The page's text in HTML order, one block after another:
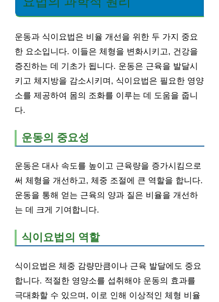
운동과 식이요법은 비율 개선을 위한 두 가지 중요
한 요소입니다. 이들은 체형을 변화시키고, 건강을
증진하는 데 기초가 됩니다. 운동은 근육을 발달시
키고 체지방을 감소시키며, 식이요법은 필요한 영양
소를 제공하여 몸의 조화를 이루는 데 도움을 줍니
다.
운동의 중요성
운동은 대사 속도를 높이고 근육량을 증가시킴으로
써 체형을 개선하고, 체중 조절에 큰 역할을 합니다.
운동을 통해 얻는 근육의 양과 질은 비율을 개선하
는 데 크게 기여합니다.
식이요법의 역할
식이요법은 체중 감량만큼이나 근육 발달에도 중요
합니다. 적절한 영양소를 섭취해야 운동의 효과를
극대화할 수 있으며, 이로 인해 이상적인 체형 비율